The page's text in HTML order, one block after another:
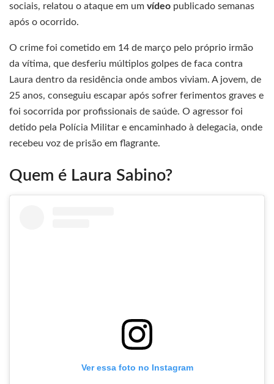
sociais, relatou o ataque em um vídeo publicado semanas
após o ocorrido.
O crime foi cometido em 14 de março pelo próprio irmão
da vítima, que desferiu múltiplos golpes de faca contra
Laura dentro da residência onde ambos viviam. A jovem, de
25 anos, conseguiu escapar após sofrer ferimentos graves e
foi socorrida por profissionais de saúde. O agressor foi
detido pela Polícia Militar e encaminhado à delegacia, onde
recebeu voz de prisão em flagrante.
Quem é Laura Sabino?
Ver essa foto no Instagram